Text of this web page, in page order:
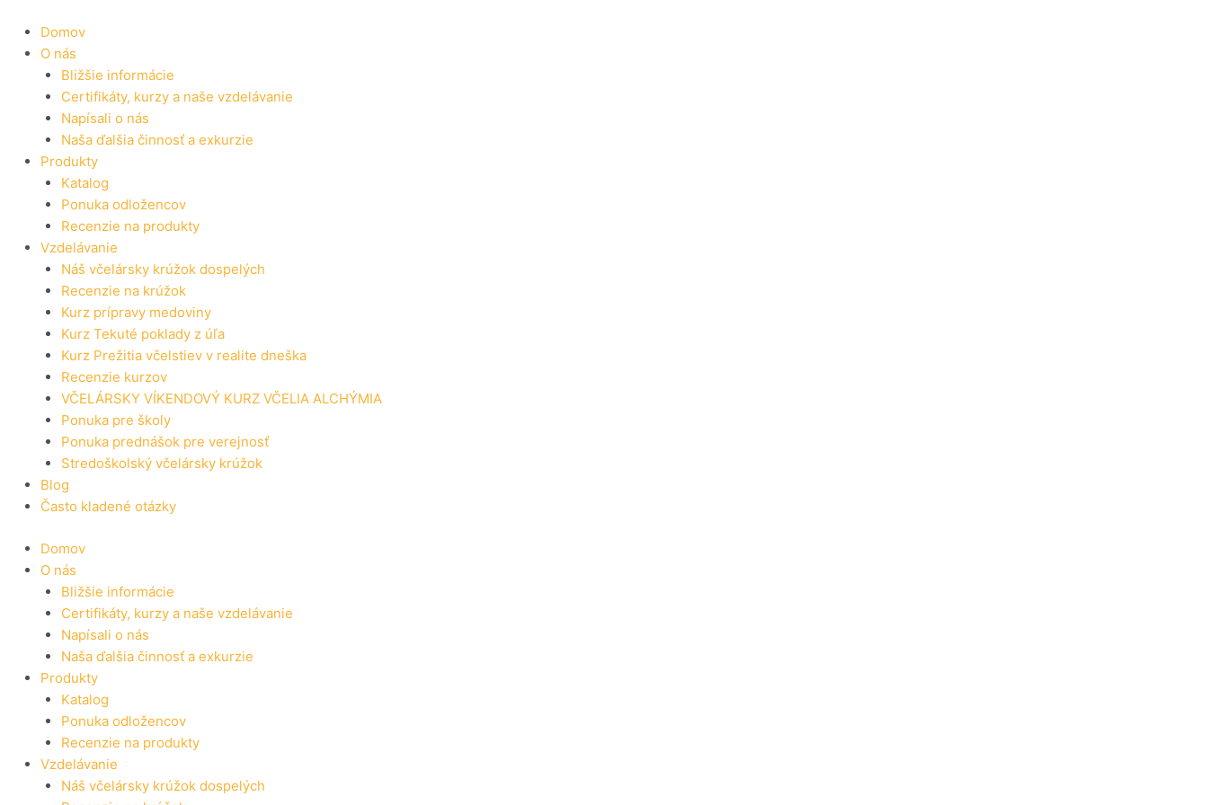
obsah
Domov
O nás
Bližšie informácie
Certifikáty, kurzy a naše vzdelávanie
Napísali o nás
Naša ďalšia činnosť a exkurzie
Produkty
Katalog
Ponuka odložencov
Recenzie na produkty
Vzdelávanie
Náš včelársky krúžok dospelých
Recenzie na krúžok
Kurz prípravy medoviny
Kurz Tekuté poklady z úľa
Kurz Prežitia včelstiev v realite dneška
Recenzie kurzov
VČELÁRSKY VÍKENDOVÝ KURZ VČELIA ALCHÝMIA
Ponuka pre školy
Ponuka prednášok pre verejnosť
Stredoškolský včelársky krúžok
Blog
Často kladené otázky
Domov
O nás
Bližšie informácie
Certifikáty, kurzy a naše vzdelávanie
Napísali o nás
Naša ďalšia činnosť a exkurzie
Produkty
Katalog
Ponuka odložencov
Recenzie na produkty
Vzdelávanie
Náš včelársky krúžok dospelých